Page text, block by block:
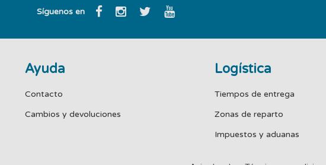
Síguenos en
Ayuda
Contacto
Cambios y devoluciones
Logística
Tiempos de entrega
Zonas de reparto
Impuestos y aduanas